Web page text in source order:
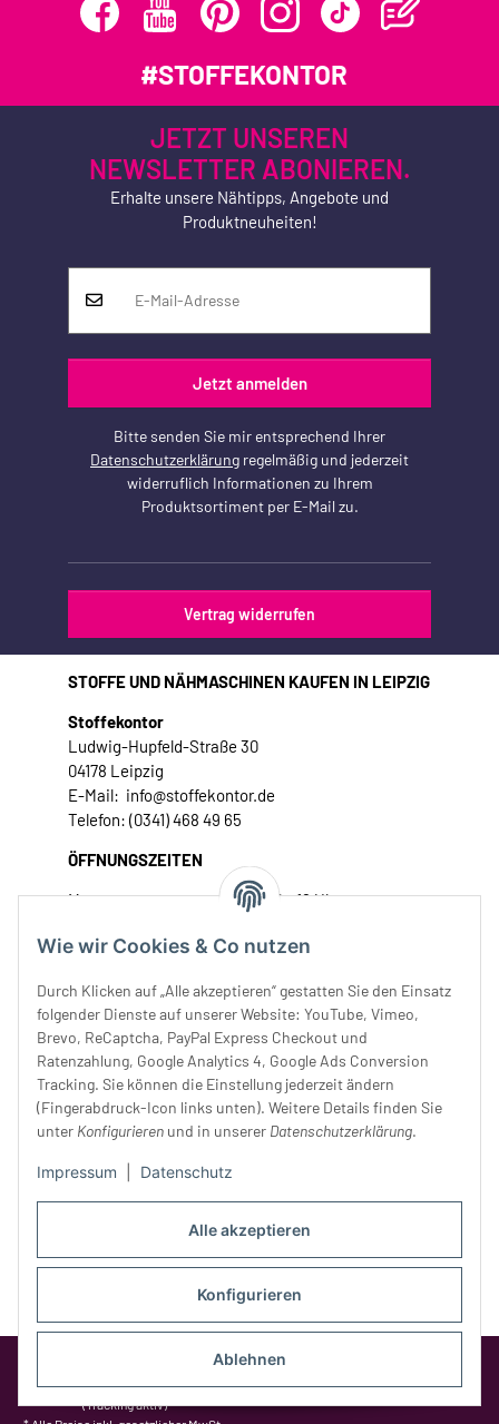
Alle akzeptieren
Konfigurieren
Ablehnen
Wie wir Cookies & Co nutzen
Durch Klicken auf „Alle akzeptieren“ gestatten Sie den Einsatz
folgender Dienste auf unserer Website: YouTube, Vimeo,
Brevo, ReCaptcha, PayPal Express Checkout und
Ratenzahlung, Google Analytics 4, Google Ads Conversion
Tracking. Sie können die Einstellung jederzeit ändern
(Fingerabdruck-Icon links unten). Weitere Details finden Sie
unter Konfigurieren und in unserer Datenschutzerklärung.
Impressum Datenschutz
#STOFFEKONTOR
JETZT UNSEREN
NEWSLETTER ABONIEREN.
Erhalte unsere Nähtipps, Angebote und
Produktneuheiten!
Jetzt anmelden
Bitte senden Sie mir entsprechend Ihrer
Datenschutzerklärung regelmäßig und jederzeit
widerruflich Informationen zu Ihrem
Produktsortiment per E-Mail zu.
Vertrag widerrufen
STOFFE UND NÄHMASCHINEN KAUFEN IN LEIPZIG
Stoffekontor
Ludwig-Hupfeld-Straße 30
04178 Leipzig
E-Mail: info@stoffekontor.de
Telefon: (0341) 468 49 65
ÖFFNUNGSZEITEN
Montag:
10 - 16 Uhr
Mittwoch:
10 - 18 Uhr
Freitag:
10 - 18 Uhr
Samstag:
10 - 14 Uhr
Unser Service
Rechtliches
Status:
Opt-Out-Cookie ist nicht gesetzt
(Tracking aktiv)